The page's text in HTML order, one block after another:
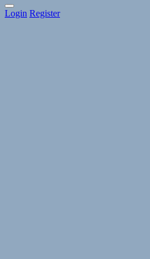
Toggle
Theme
Login Register